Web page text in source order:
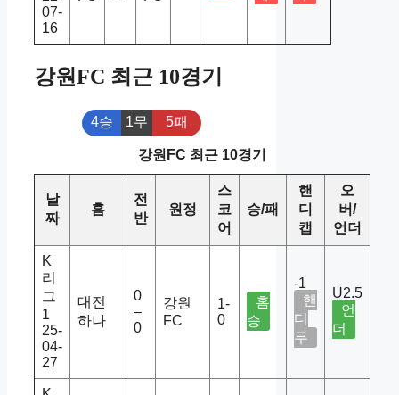
07-
16
강원FC 최근 10경기
4승 1무 5패
강원FC 최근 10경기
날
짜
홈
전
반
원정
스
코
어
승/패
핸
디
캡
오
버/
언더
K
리
그
1
25-
04-
27
대전
하나
0
–
0
강원
FC
1-
0
홈
승
-1
핸
디
무
U2.5
언
더